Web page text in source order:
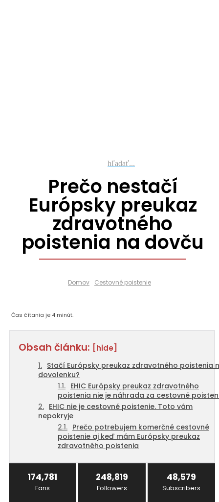
hľadať...
Prečo nestačí
Európsky preukaz
zdravotného
poistenia na dovču
Domov Cestovné poistenie
Čas čítania je 4 minút.
Obsah článku: [hide]
Stačí Európsky preukaz zdravotného poistenia
dovolenku?
EHIC Európsky preukaz zdravotného
poistenia nie je náhrada za cestovné
EHIC nie je cestovné poistenie. Toto vám
nepokryje
Prečo potrebujem komerčné cestovné
poistenie aj keď mám Európsky preukaz
zdravotného poistenia
174,781
Fans
248,819
Followers
48,579
Subscribers